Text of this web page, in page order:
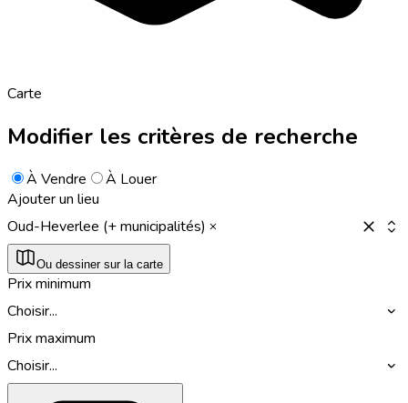
Carte
Modifier les critères de recherche
À Vendre
À Louer
Ajouter un lieu
Oud-Heverlee (+ municipalités)
Ou dessiner sur la carte
Prix minimum
Choisir...
Prix maximum
Choisir...